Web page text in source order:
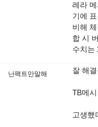
레라
기에
비해
합 시
수치는
난팩트만말해 잘 해
TB메
고생했